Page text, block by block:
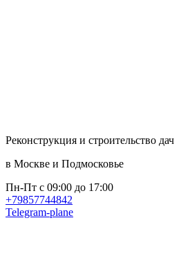
Реконструкция и строительство дач
в Москве и Подмосковье
Пн-Пт с 09:00 до 17:00
+79857744842
Telegram-plane